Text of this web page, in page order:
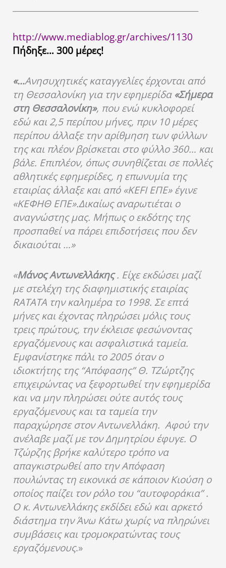
http://www.mediablog.gr/archives/1130
Πήδηξε… 300 μέρες!
«…Ανησυχητικές καταγγελίες έρχονται από
τη Θεσσαλονίκη για την εφημερίδα «Σήμερα
στη Θεσσαλονίκη», που ενώ κυκλοφορεί
εδώ και 2,5 περίπου μήνες, πριν 10 μέρες
περίπου άλλαξε την αρίθμηση των φύλλων
της και πλέον βρίσκεται στο φύλλο 360… και
βάλε. Επιπλέον, όπως συνηθίζεται σε πολλές
αθλητικές εφημερίδες, η επωνυμία της
εταιρίας άλλαξε και από «KEFI ΕΠΕ» έγινε
«ΚΕΦΗΘ ΕΠΕ».Δικαίως αναρωτιέται ο
αναγνώστης μας. Μήπως ο εκδότης της
προσπαθεί να πάρει επιδοτήσεις που δεν
δικαιούται …»
«Μάνος Αντωνελλάκης. Είχε εκδώσει μαζί
με στελέχη της διαφημιστικής εταιρίας
RATATA την καλημέρα το 1998. Σε επτά
μήνες και έχοντας πληρώσει μόλις τους
τρεις πρώτους, την έκλεισε φεσώνοντας
εργαζόμενους και ασφαλιστικά ταμεία.
Εμφανίστηκε πάλι το 2005 όταν ο
ιδιοκτήτης της “Απόφασης” Θ. ΤΖώρτζης
επιχειρώντας να ξεφορτωθεί την εφημερίδα
και να μην πληρώσει ούτε αυτός τους
εργαζόμενους και τα ταμεία την
παραχώρησε στον Αντωνελλάκη. Αφού την
ανέλαβε μαζί με τον Δημητρίου έφυγε. Ο
Τζώρζης βρήκε καλύτερο τρόπο να
απαγκιστρωθεί απο την Απόφαση
πουλώντας τη εικονικά σε κάποιον Κιούση ο
οποίος παίζει τον ρόλο του “αυτοφοράκια” .
Ο κ. Αντωνελλάκης εκδίδει εδώ και αρκετό
διάστημα την Άνω Κάτω χωρίς να πληρώνει
συμβάσεις και τρομοκρατώντας τους
εργαζόμενους.»